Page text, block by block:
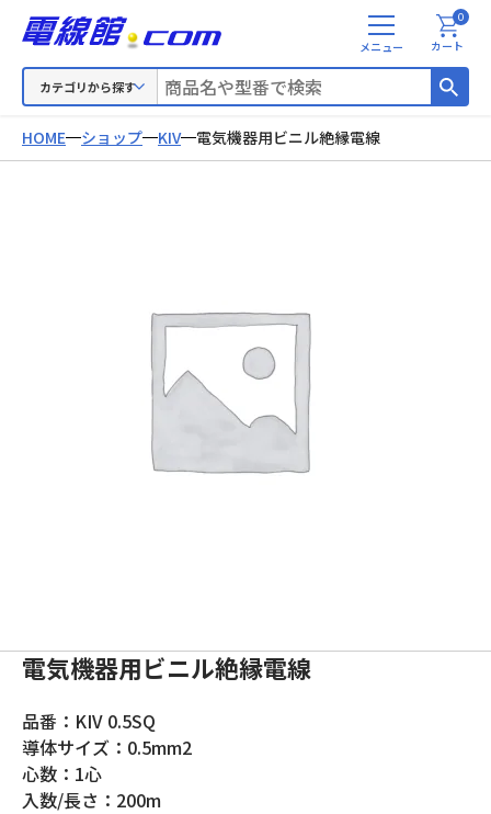
カテゴリから探す
メ
ニ
カート
0
HOME ショップ KIV 電気機器用ビニル絶縁電線
電気機器用ビニル絶縁電線
品番：KIV 0.5SQ
導体サイズ：0.5mm2
心数：1心
入数/長さ：200m